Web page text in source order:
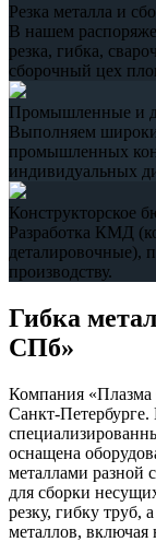
Резка металла и
В нашем
резка, гибка,
сборочный цех
Промышленные и
Выполняем
промышленных
индивидуальных
Конструкторское
Разработка КМД
деталировочные),
производству.
Гибка
СПб»
Компания «Плазма
Санкт-
оснащена
металлами разной
для сборки
резку, гибку труб,
металлов,